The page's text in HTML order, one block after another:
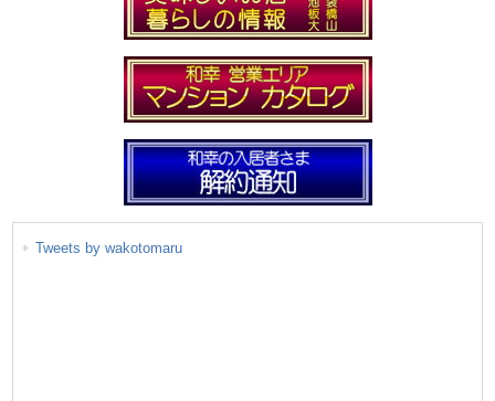
Tweets by wakotomaru